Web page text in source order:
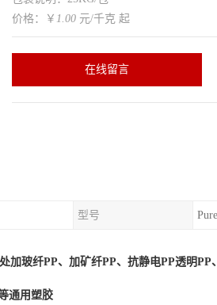
价格：￥ 1.00 元/千克 起
在线留言
型号
加玻纤PP、加矿纤PP、抗静电PP透明
通用塑胶